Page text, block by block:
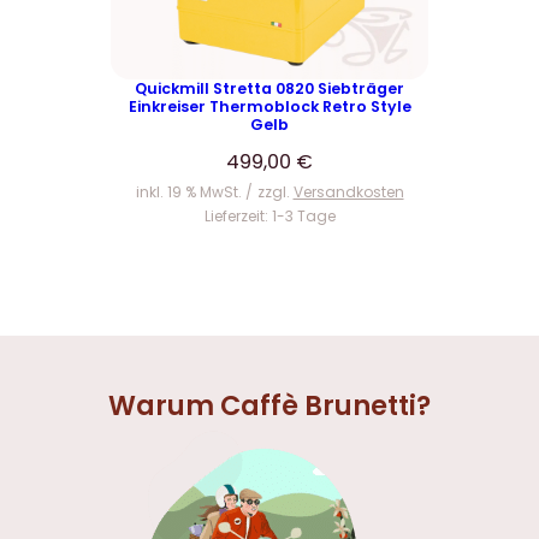
Quickmill Stretta 0820 Siebträger
Einkreiser Thermoblock Retro Style
Gelb
499,00 €
inkl. 19 % MwSt. zzgl. Versandkosten
Lieferzeit: 1-3 Tage
Warum Caffè Brunetti?